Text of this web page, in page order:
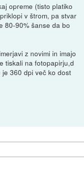
opreme (tisto platiko
v štrom, pa stvar
80-90% šanse da bo
z novimi in imajo
tiskali na fotopapirju,d
360 dpi več ko dost